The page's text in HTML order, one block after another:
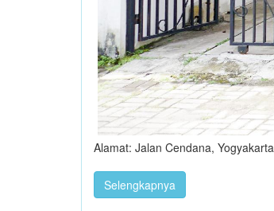
Alamat: Jalan Cendana, Yogyakarta
Selengkapnya